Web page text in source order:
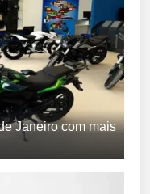
Janeiro com mais